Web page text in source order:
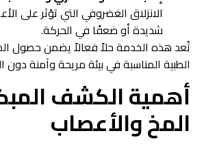
الانزلاق الغضروفي التي تؤثر على
شديدة أو ضعفًا في الحركة.
تُعد هذه الخدمة حلاً فعالاً يضمن حصول
الطبية المناسبة في بيئة مريحة وآمنة دون
أهمية الكشف
المخ والأعصاب